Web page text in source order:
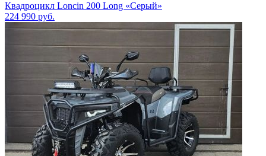
Квадроцикл Loncin 200 Long «Серый»
224 990 руб.